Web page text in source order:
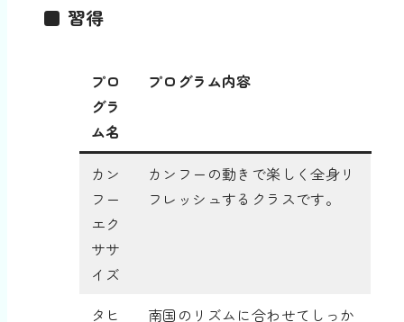
■ 習得
プロ
グラ
ム名
プログラム内容
カン
フー
エク
ササ
イズ
カンフーの動きで楽しく全身リ
フレッシュするクラスです。
タヒ
南国のリズムに合わせてしっか